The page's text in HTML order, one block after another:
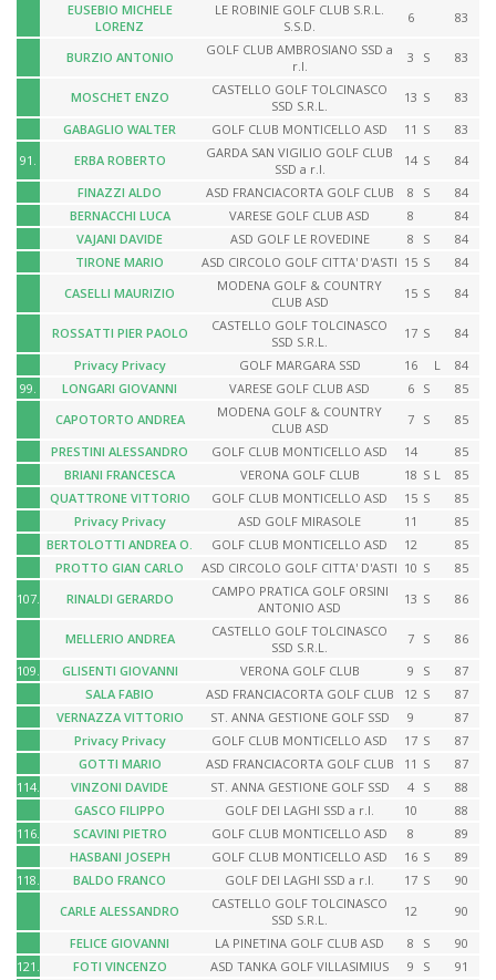
EUSEBIO MICHELE
LORENZ
LE ROBINIE GOLF CLUB S.R.L.
S.S.D.
6 83
BURZIO ANTONIO
GOLF CLUB AMBROSIANO SSD a
r.l.
3 S 83
MOSCHET ENZO
CASTELLO GOLF TOLCINASCO
SSD S.R.L.
13 S
83
GABAGLIO WALTER
GOLF CLUB MONTICELLO ASD 11 S
83
91.
ERBA ROBERTO
GARDA SAN VIGILIO GOLF CLUB
SSD a r.l.
14 S
84
FINAZZI ALDO
ASD FRANCIACORTA GOLF CLUB 8 S
84
BERNACCHI LUCA
VARESE GOLF CLUB ASD 8
84
VAJANI DAVIDE
ASD GOLF LE ROVEDINE 8 S
84
TIRONE MARIO
ASD CIRCOLO GOLF CITTA' D'ASTI 15 S
84
CASELLI MAURIZIO
MODENA GOLF & COUNTRY
CLUB ASD
15 S 84
ROSSATTI PIER PAOLO
CASTELLO GOLF TOLCINASCO
SSD S.R.L.
17 S
84
Privacy Privacy
GOLF MARGARA SSD 16 L
84
99.
LONGARI GIOVANNI VARESE GOLF CLUB ASD 6 S
85
CAPOTORTO ANDREA
MODENA GOLF & COUNTRY
CLUB ASD
7 S
85
PRESTINI ALESSANDRO
GOLF CLUB MONTICELLO ASD 14
85
BRIANI FRANCESCA
VERONA GOLF CLUB 18 S L
85
QUATTRONE VITTORIO
GOLF CLUB MONTICELLO ASD 15 S
85
Privacy Privacy
ASD GOLF MIRASOLE 11
85
BERTOLOTTI ANDREA O.
GOLF CLUB MONTICELLO ASD 12
85
PROTTO GIAN CARLO
ASD CIRCOLO GOLF CITTA' D'ASTI 10 S
85
107.
RINALDI GERARDO
CAMPO PRATICA GOLF ORSINI
ANTONIO ASD
13 S 86
MELLERIO ANDREA
CASTELLO GOLF TOLCINASCO
SSD S.R.L.
7 S
86
109.
GLISENTI GIOVANNI VERONA GOLF CLUB 9 S
87
SALA FABIO
ASD FRANCIACORTA GOLF CLUB 12 S
87
VERNAZZA VITTORIO
ST. ANNA GESTIONE GOLF SSD 9
87
Privacy Privacy
GOLF CLUB MONTICELLO ASD 17 S
87
GOTTI MARIO
ASD FRANCIACORTA GOLF CLUB 11 S
87
114.
VINZONI DAVIDE ST. ANNA GESTIONE GOLF SSD 4 S
88
GASCO FILIPPO
GOLF DEI LAGHI SSD a r.l. 10
88
116.
SCAVINI PIETRO GOLF CLUB MONTICELLO ASD 8
89
HASBANI JOSEPH
GOLF CLUB MONTICELLO ASD 16 S
89
118.
BALDO FRANCO GOLF DEI LAGHI SSD a r.l. 17 S
90
CARLE ALESSANDRO
CASTELLO GOLF TOLCINASCO
SSD S.R.L.
12
90
FELICE GIOVANNI
LA PINETINA GOLF CLUB ASD 8 S
90
121.
FOTI VINCENZO ASD TANKA GOLF VILLASIMIUS 9 S
91